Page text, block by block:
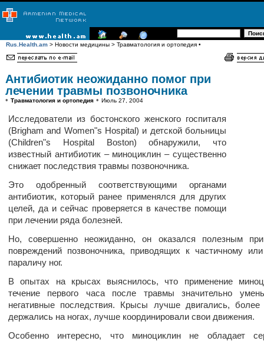
Rus.Health.am > Новости медицины > Травматология и ортопедия •
Антибиотик неожиданно помог при
лечении травмы позвоночника
• Травматология и ортопедия • Июль 27, 2004
Исследователи из бостонского женского госпиталя
(Brigham and Women"s Hospital) и детской больницы
(Children"s Hospital Boston) обнаружили, что
известный антибиотик – миноциклин – существенно
снижает последствия травмы позвоночника.
Это одобренный соответствующими органами
антибиотик, который ранее применялся для других
целей, да и сейчас проверяется в качестве помощи
при лечении ряда болезней.
Но, совершенно неожиданно, он оказался полезным
повреждений позвоночника, приводящих к частичному
параличу ног.
В опытах на крысах выяснилось, что применение
течение первого часа после травмы значительно
негативные последствия. Крысы лучше двигались, более
держались на ногах, лучше координировали свои движения.
Особенно интересно, что миноциклин не обладает